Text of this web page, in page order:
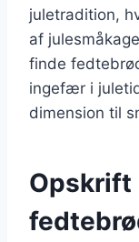
juletradition,
af
finde
ingefær i
dimension til
Opskrift